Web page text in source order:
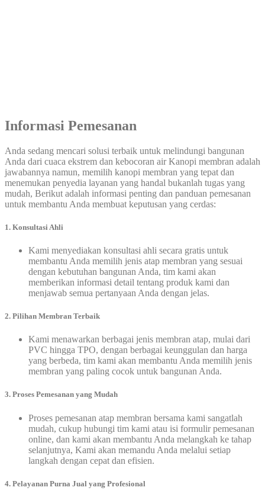
Informasi Pemesanan
Anda sedang mencari solusi terbaik untuk melindungi bangunan
Anda dari cuaca ekstrem dan kebocoran air Kanopi membran adalah
jawabannya namun, memilih kanopi membran yang tepat dan
menemukan penyedia layanan yang handal bukanlah tugas yang
mudah, Berikut adalah informasi penting dan panduan pemesanan
untuk membantu Anda membuat keputusan yang cerdas:
1. Konsultasi Ahli
Kami menyediakan konsultasi ahli secara gratis untuk
membantu Anda memilih jenis atap membran yang sesuai
dengan kebutuhan bangunan Anda, tim kami akan
memberikan informasi detail tentang produk kami dan
menjawab semua pertanyaan Anda dengan jelas.
2. Pilihan Membran Terbaik
Kami menawarkan berbagai jenis membran atap, mulai dari
PVC hingga TPO, dengan berbagai keunggulan dan harga
yang berbeda, tim kami akan membantu Anda memilih jenis
membran yang paling cocok untuk bangunan Anda.
3. Proses Pemesanan yang Mudah
Proses pemesanan atap membran bersama kami sangatlah
mudah, cukup hubungi tim kami atau isi formulir pemesanan
online, dan kami akan membantu Anda melangkah ke tahap
selanjutnya, Kami akan memandu Anda melalui setiap
langkah dengan cepat dan efisien.
4. Pelayanan Purna Jual yang Profesional